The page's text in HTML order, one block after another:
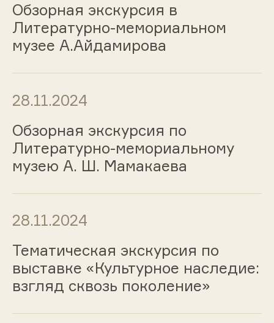
Обзорная экскурсия в
Литературно-мемориальном
музее А.Айдамирова
28.11.2024
Обзорная экскурсия по
Литературно-мемориальному
музею А. Ш. Мамакаева
28.11.2024
Тематическая экскурсия по
выставке «Культурное наследие:
взгляд сквозь поколение»